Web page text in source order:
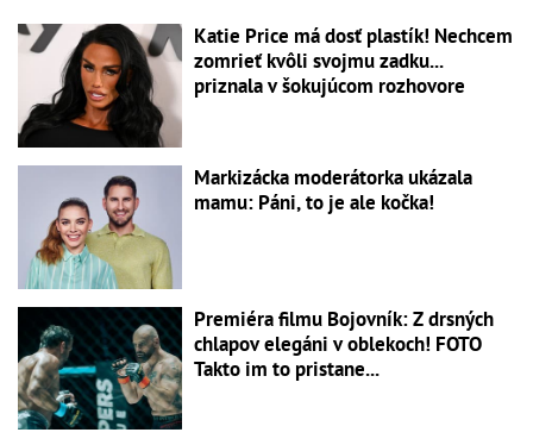
Katie Price má dosť plastík! Nechcem
zomrieť kvôli svojmu zadku...
priznala v šokujúcom rozhovore
Markizácka moderátorka ukázala
mamu: Páni, to je ale kočka!
Premiéra filmu Bojovník: Z drsných
chlapov elegáni v oblekoch! FOTO
Takto im to pristane...